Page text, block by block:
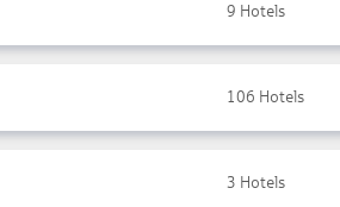
9 Hotels
106 Hotels
3 Hotels